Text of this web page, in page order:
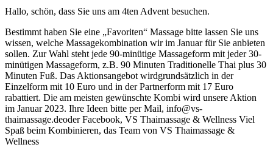
Hallo, schön, dass Sie uns am 4ten Advent besuchen.
Bestimmt haben Sie eine „Favoriten“ Massage bitte lassen Sie uns
wissen, welche Massagekombination wir im Januar für Sie anbieten
sollen. Zur Wahl steht jede 90-minütige Massageform mit jeder 30-
minütigen Massageform, z.B. 90 Minuten Traditionelle Thai plus 30
Minuten Fuß. Das Aktionsangebot wirdgrundsätzlich in der
Einzelform mit 10 Euro und in der Partnerform mit 17 Euro
rabattiert. Die am meisten gewünschte Kombi wird unsere Aktion
im Januar 2023. Ihre Ideen bitte per Mail, info@vs-
thaimassage.deoder Facebook, VS Thaimassage & Wellness Viel
Spaß beim Kombinieren, das Team von VS Thaimassage &
Wellness